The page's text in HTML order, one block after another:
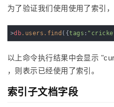
为了验证我们使用使用了索引
>db.users .find ({tags :
以上命令执行结果中会显示
，则表示已经使用了索引。
索引子文档字段